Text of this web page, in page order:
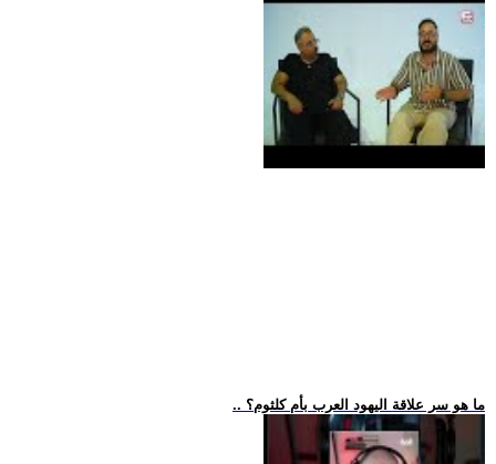
.. ما هو سر علاقة اليهود العرب بأم كلثوم؟